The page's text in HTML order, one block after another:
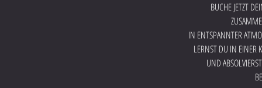
BUCHE JETZT
IN ENTSPANNTER
LERNST DU IN EINER
UND